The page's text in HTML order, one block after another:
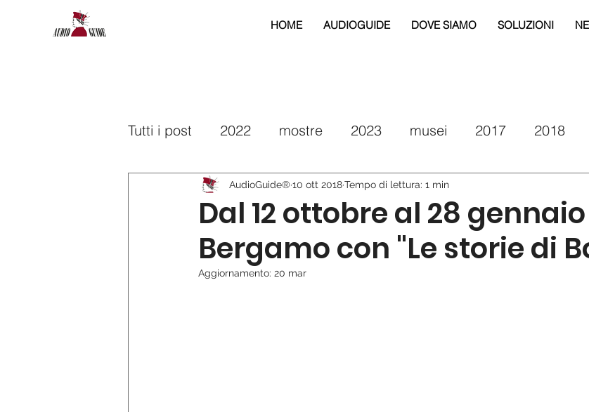
HOME AUDIOGUIDE DOVE SIAMO SOLUZIONI
Tutti i post 2022 mostre 2023 musei 2017 2018
2026 interreg 2019 2020
Dal 12 ottobre al 28
Bergamo con "Le storie di
AudioGuide® 10 ott 2018Tempo di lettura: 1 min
Aggiornamento: 20 mar